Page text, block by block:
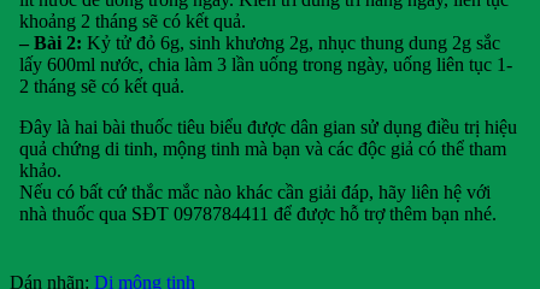
khoảng 2 tháng sẽ có kết quả.
– Bài 2: Kỷ tử đỏ 6g, sinh khương 2g, nhục thung dung 2g sắc
lấy 600ml nước, chia làm 3 lần uống trong ngày, uống liên tục 1-
2 tháng sẽ có kết quả.
Đây là hai bài thuốc tiêu biểu được dân gian sử dụng điều trị hiệu
quả chứng di tinh, mộng tinh mà bạn và các độc giả có thể tham
khảo.
Nếu có bất cứ thắc mắc nào khác cần giải đáp, hãy liên hệ với
nhà thuốc qua SĐT 0978784411 để được hỗ trợ thêm bạn nhé.
Dán nhãn: Di mộng tinh